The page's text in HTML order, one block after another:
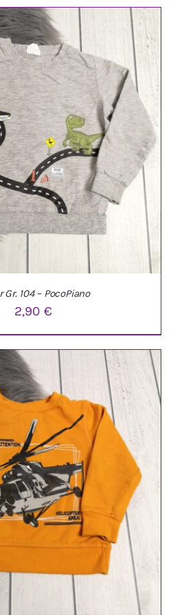
DETAILS
/ DETAILS
Gr. 104 – PocoPiano
2,90€